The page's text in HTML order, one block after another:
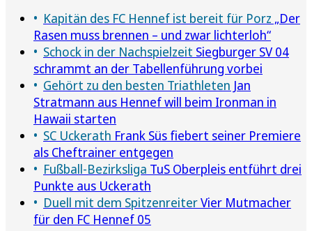
Kapitän des FC Hennef ist bereit für Porz „Der
Rasen muss brennen – und zwar lichterloh“
Schock in der Nachspielzeit Siegburger SV 04
schrammt an der Tabellenführung vorbei
Gehört zu den besten Triathleten Jan
Stratmann aus Hennef will beim Ironman in
Hawaii starten
SC Uckerath Frank Süs fiebert seiner Premiere
als Cheftrainer entgegen
Fußball-Bezirksliga TuS Oberpleis entführt drei
Punkte aus Uckerath
Duell mit dem SpitzenreiterVier Mutmacher
für den FC Hennef 05